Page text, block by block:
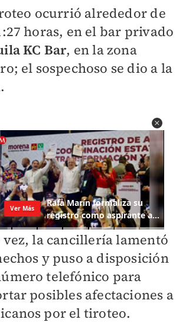
ocurrió alrededor de
horas, en el bar privado
KC Bar, en la zona
el sospechoso se dio a la
vez, la cancillería lamentó
y puso a disposición
telefónico para
posibles afectaciones a
por el tiroteo.